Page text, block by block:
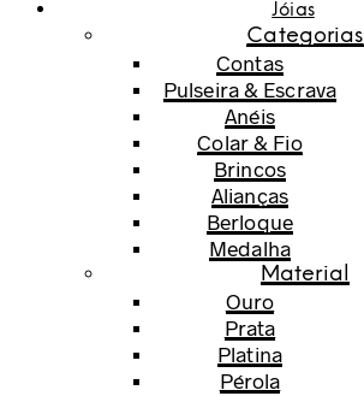
Jóias
Categorias
Contas
Pulseira & Escrava
Anéis
Colar & Fio
Brincos
Alianças
Berloque
Medalha
Material
Ouro
Prata
Platina
Pérola